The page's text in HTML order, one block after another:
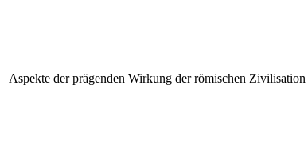
Aspekte der prägenden Wirkung der römischen Zivilisation